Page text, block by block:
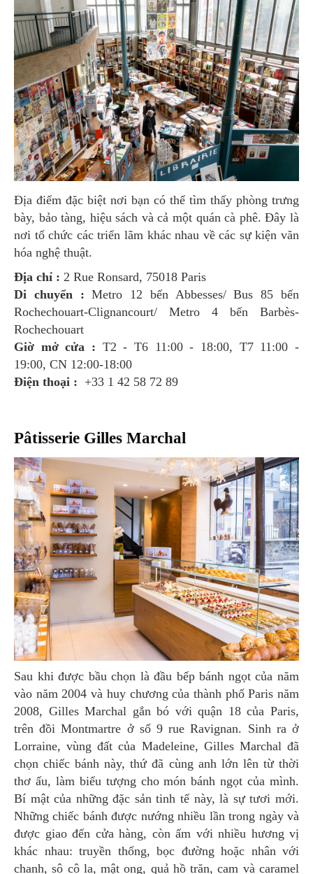
Địa điểm đặc biệt nơi bạn có thể tìm thấy phòng trưng
bày, bảo tàng, hiệu sách và cả một quán cà phê. Đây là
nơi tổ chức các triển lãm khác nhau về các sự kiện văn
hóa nghệ thuật.
Địa chỉ : 2 Rue Ronsard, 75018 Paris
Di chuyển : Metro 12 bến Abbesses/ Bus 85 bến
Rochechouart-Clignancourt/ Metro 4 bến Barbès-
Rochechouart
Giờ mở cửa : T2 - T6 11:00 - 18:00, T7 11:00 -
19:00, CN 12:00-18:00
Điện thoại : +33 1 42 58 72 89
Pâtisserie Gilles Marchal
Sau khi được bầu chọn là đầu bếp bánh ngọt của năm
vào năm 2004 và huy chương của thành phố Paris năm
2008, Gilles Marchal gắn bó với quận 18 của Paris,
trên đồi Montmartre ở số 9 rue Ravignan. Sinh ra ở
Lorraine, vùng đất của Madeleine, Gilles Marchal đã
chọn chiếc bánh này, thứ đã cùng anh lớn lên từ thời
thơ ấu, làm biểu tượng cho món bánh ngọt của mình.
Bí mật của những đặc sản tinh tế này, là sự tươi mới.
Những chiếc bánh được nướng nhiều lần trong ngày và
được giao đến cửa hàng, còn ấm với nhiều hương vị
khác nhau: truyền thống, bọc đường hoặc nhân với
chanh, sô cô la, mật ong, quả hồ trăn, cam và caramel